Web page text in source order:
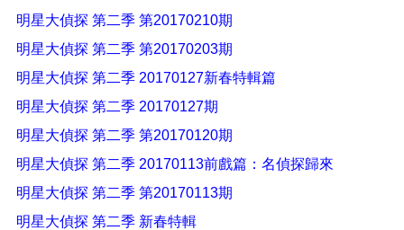
明星大偵探 第二季 第20170210期
明星大偵探 第二季 第20170203期
明星大偵探 第二季 20170127新春特輯篇
明星大偵探 第二季 20170127期
明星大偵探 第二季 第20170120期
明星大偵探 第二季 20170113前戲篇：名偵探歸來
明星大偵探 第二季 第20170113期
明星大偵探 第二季 新春特輯